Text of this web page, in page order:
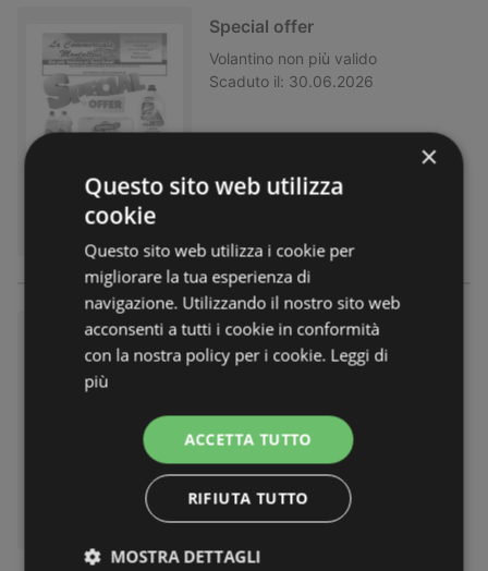
Special offer
Volantino non più valido
Scaduto il: 30.06.2026
Sconto 30%
Volantino non più valido
×
Questo sito web utilizza
cookie
Questo sito web utilizza i cookie per
migliorare la tua esperienza di
navigazione. Utilizzando il nostro sito web
acconsenti a tutti i cookie in conformità
con la nostra policy per i cookie. Leggi di
più
ACCETTA TUTTO
RIFIUTA TUTTO
MOSTRA DETTAGLI